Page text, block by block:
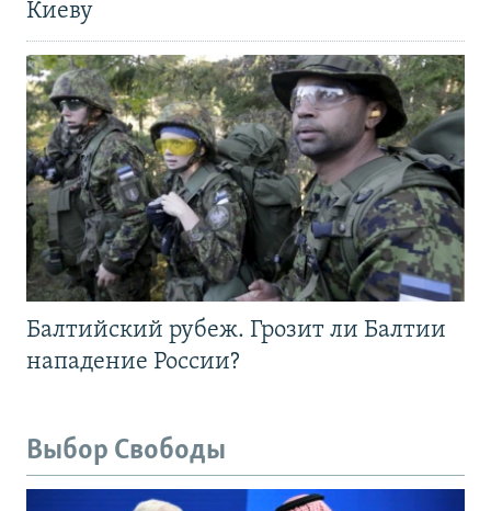
Киеву
Балтийский рубеж. Грозит ли Балтии
нападение России?
Выбор Свободы